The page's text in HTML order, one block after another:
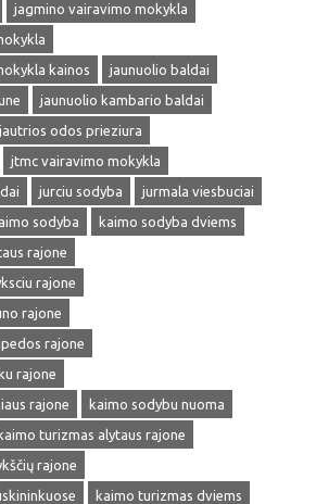
jagmino vairavimo mokykla
kainos
jaunuolio baldai
jaunuolio kambario baldai
jautrios odos prieziura
jtmc vairavimo mokykla
jurciu sodyba
jurmala viesbuciai
sodyba
kaimo sodyba dviems
rajone
rajone
rajone
rajone
rajone
rajone
kaimo sodybu nuoma
kaimo turizmas alytaus rajone
rajone
kaimo turizmas dviems